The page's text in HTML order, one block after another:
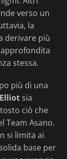
verso un
la
derivare più
stessa.
più di una
sia
ciò che
Team Asano.
si limita ai
base per